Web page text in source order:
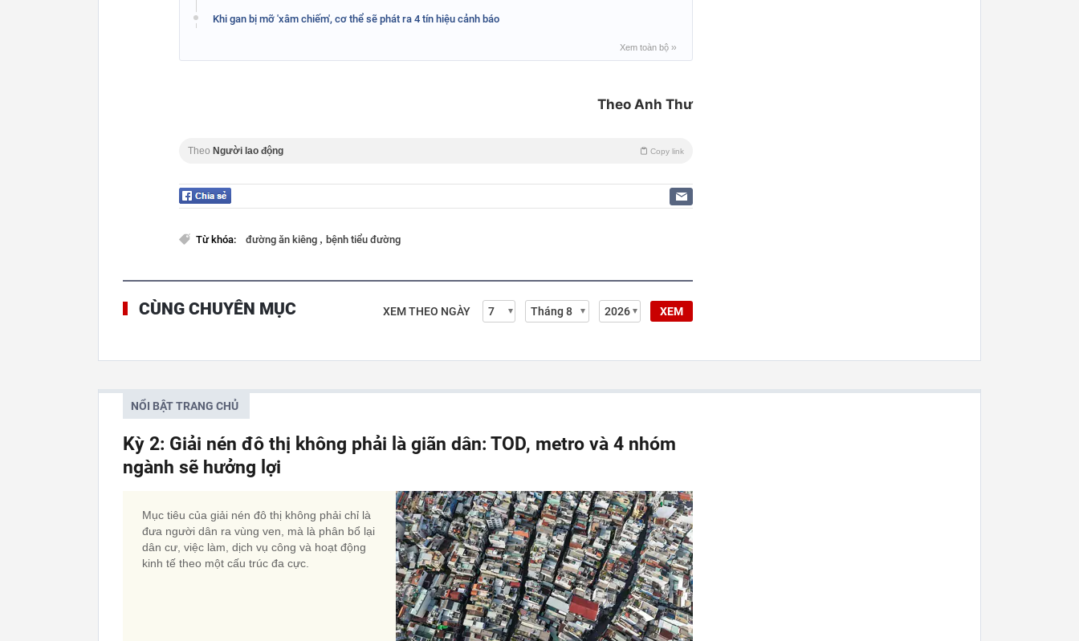
Khi gan bị mỡ 'xâm chiếm', cơ thể sẽ phát ra 4 tín hiệu cảnh báo
Xem toàn bộ ››
Theo Anh Thư
Theo Người lao động Copy link
Từ khóa: đường ăn kiêng , bệnh tiểu đường
CÙNG CHUYÊN MỤC XEM THEO NGÀY XEM
NỔI BẬT TRANG CHỦ
Kỳ 2: Giải nén đô thị không phải là giãn dân: TOD, metro và 4 nhóm
ngành sẽ hưởng lợi
Mục tiêu của giải nén đô thị không phải chỉ là
đưa người dân ra vùng ven, mà là phân bổ lại
dân cư, việc làm, dịch vụ công và hoạt động
kinh tế theo một cấu trúc đa cực.